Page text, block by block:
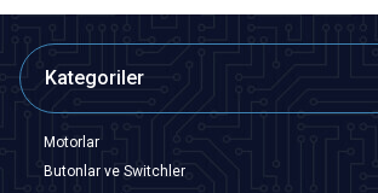
Kategoriler
Motorlar
Butonlar ve Switchler